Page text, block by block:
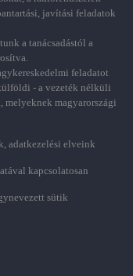
javítási feladatok
a tanácsadástól a
feladatot
- a vezeték nélküli
melyeknek magyarországi
adatkezelési elveink
kapcsolatosan
sütik